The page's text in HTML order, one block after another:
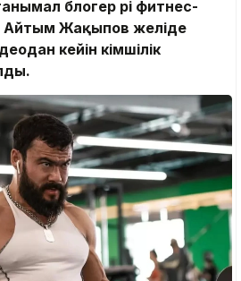
блогер әрі фитнес-
Жақыпов желіде
кейін әкімшілік